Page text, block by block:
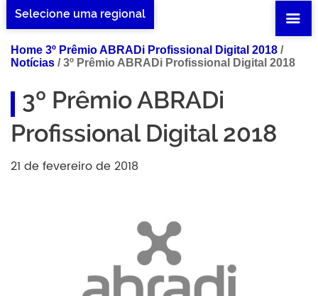
Selecione uma regional
Home 3º Prêmio ABRADi Profissional Digital 2018 /
Notícias /3º Prêmio ABRADi Profissional Digital 2018
3º Prêmio ABRADi
Profissional Digital 2018
21 de fevereiro de 2018